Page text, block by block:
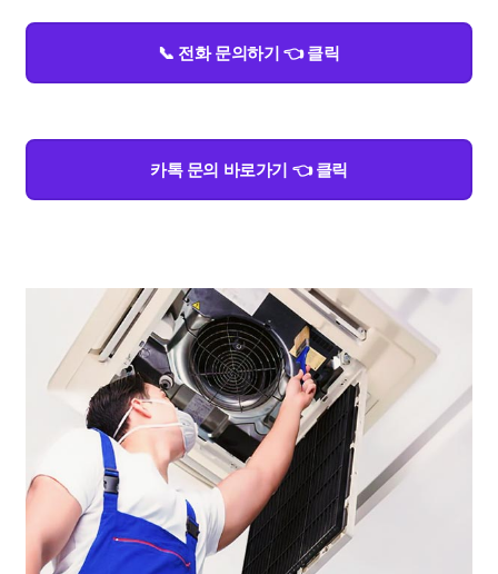
📞 전화 문의하기 👈 클릭
카톡 문의 바로가기 👈 클릭